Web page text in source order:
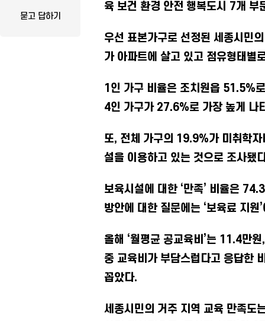
묻고 답하기
육 보건 환경 안전 행복도시 7개
우선 표본가구로 선정된 세종시민
가 아파트에 살고 있고 점유형태별
1인 가구 비율은 조치원읍 51.5%
4인 가구가 27.6%로 가장 높게 나
또, 전체 가구의 19.9%가 미취학
설을 이용하고 있는 것으로 조사됐
보육시설에 대한 ‘만족’ 비율은
방안에 대한 질문에는 ‘보육료 지
올해 ‘월평균 공교육비’는 11.4만
중 교육비가 부담스럽다고 응답한
꼽았다.
세종시민의 거주 지역 교육 만족